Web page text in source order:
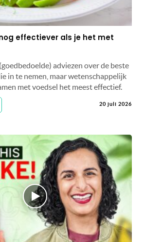
effectiever als je het met
adviezen over de beste
in te nemen, maar wetenschappelijk
met voedsel het meest effectief.
20 juli 2026